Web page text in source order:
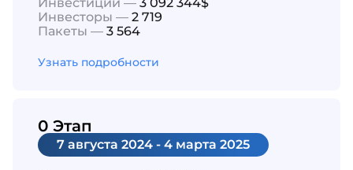
Инвесторы — 2 719
Пакеты — 3 564
Узнать подробности
0 Этап
7 августа 2024 - 4 марта 2025